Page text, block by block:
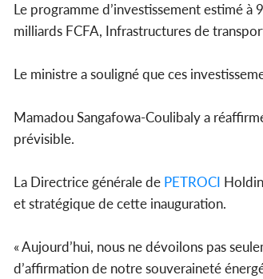
Le programme d’investissement estimé
milliards FCFA, Infrastructures de
Le ministre a souligné que ces
Mamadou Sangafowa-Coulibaly a
prévisible.
La Directrice générale de PETROCI
et stratégique de cette inauguration.
« Aujourd’hui, nous ne dévoilons pas
d’affirmation de notre souveraineté